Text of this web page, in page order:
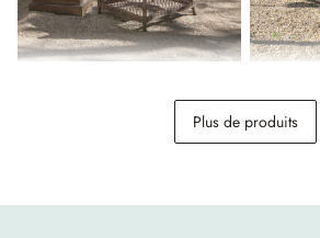
698,00 €
Plus de produits